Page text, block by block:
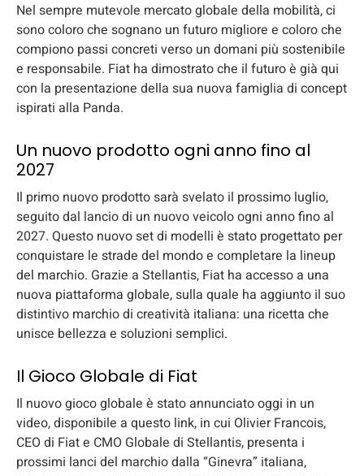
Nel sempre mutevole mercato globale della mobilità, ci
sono coloro che sognano un futuro migliore e coloro che
compiono passi concreti verso un domani più sostenibile
e responsabile. Fiat ha dimostrato che il futuro è già qui
con la presentazione della sua nuova famiglia di concept
ispirati alla Panda.
Un nuovo prodotto ogni anno fino al
2027
Il primo nuovo prodotto sarà svelato il prossimo luglio,
seguito dal lancio di un nuovo veicolo ogni anno fino al
2027. Questo nuovo set di modelli è stato progettato per
conquistare le strade del mondo e completare la lineup
del marchio. Grazie a Stellantis, Fiat ha accesso a una
nuova piattaforma globale, sulla quale ha aggiunto il suo
distintivo marchio di creatività italiana: una ricetta che
unisce bellezza e soluzioni semplici.
Il Gioco Globale di Fiat
Il nuovo gioco globale è stato annunciato oggi in un
video, disponibile a questo link, in cui Olivier Francois,
CEO di Fiat e CMO Globale di Stellantis, presenta i
prossimi lanci del marchio dalla “Ginevra” italiana,